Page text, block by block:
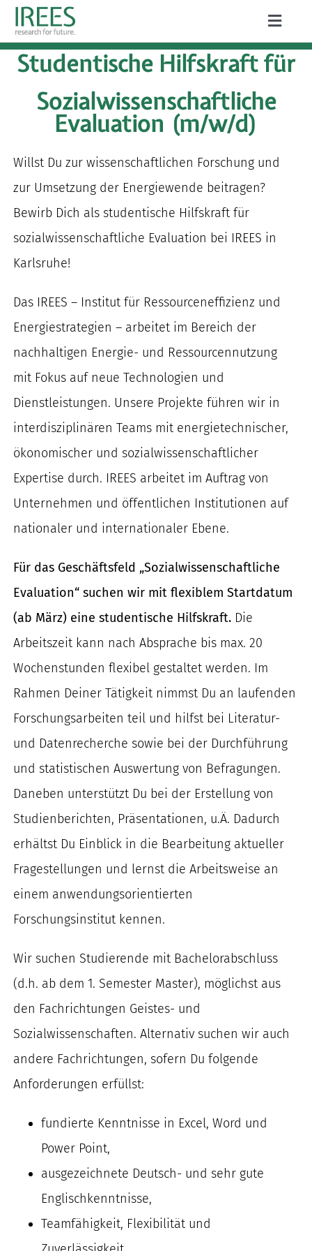
Zum
Inhalt
springen
Toggle
ÜBER UNS
LEISTUNGEN
AKTUELLES
PROJEKTE
PUBLIKATIONEN
KARRIERE
Suche
nach:
Studentische Hilfskraft für
Sozialwissenschaftliche
Evaluation (m/w/d)
Willst Du zur wissenschaftlichen Forschung und
zur Umsetzung der Energiewende beitragen?
Bewirb Dich als studentische Hilfskraft für
sozialwissenschaftliche Evaluation bei IREES in
Karlsruhe!
Das IREES – Institut für Ressourceneffizienz und
Energiestrategien – arbeitet im Bereich der
nachhaltigen Energie- und Ressourcennutzung
mit Fokus auf neue Technologien und
Dienstleistungen. Unsere Projekte führen wir in
interdisziplinären Teams mit energietechnischer,
ökonomischer und sozialwissenschaftlicher
Expertise durch. IREES arbeitet im Auftrag von
Unternehmen und öffentlichen Institutionen auf
nationaler und internationaler Ebene.
Für das Geschäftsfeld „Sozialwissenschaftliche
Evaluation“ suchen wir mit flexiblem Startdatum
(ab März) eine studentische Hilfskraft. Die
Arbeitszeit kann nach Absprache bis max. 20
Wochenstunden flexibel gestaltet werden. Im
Rahmen Deiner Tätigkeit nimmst Du an laufenden
Forschungsarbeiten teil und hilfst bei Literatur-
und Datenrecherche sowie bei der Durchführung
und statistischen Auswertung von Befragungen.
Daneben unterstützt Du bei der Erstellung von
Studienberichten, Präsentationen, u.Ä. Dadurch
erhältst Du Einblick in die Bearbeitung aktueller
Fragestellungen und lernst die Arbeitsweise an
einem anwendungsorientierten
Forschungsinstitut kennen.
Wir suchen Studierende mit Bachelorabschluss
(d.h. ab dem 1. Semester Master), möglichst aus
den Fachrichtungen Geistes- und
Sozialwissenschaften. Alternativ suchen wir auch
andere Fachrichtungen, sofern Du folgende
Anforderungen erfüllst:
fundierte Kenntnisse in Excel, Word und
Power Point,
ausgezeichnete Deutsch- und sehr gute
Englischkenntnisse,
Teamfähigkeit, Flexibilität und